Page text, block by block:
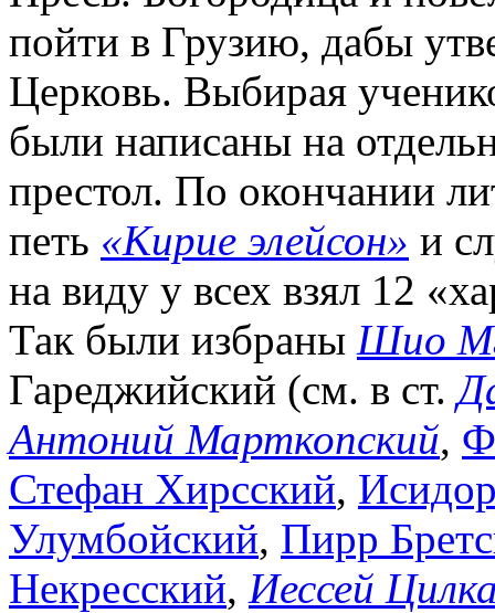
пойти в Грузию, дабы
Церковь. Выбирая
были написаны на
престол. По окончании
петь «Кирие элейсон» и
на виду у всех взял 12
Так были избраны Шио
Гареджийский (см. в ст.
Антоний Марткопский,
Стефан Хирсский,
Улумбойский, Пирр
Некресский, Иессей